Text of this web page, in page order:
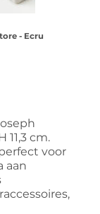
- Ecru
11,3 cm.
voor
aan